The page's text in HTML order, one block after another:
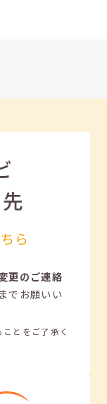
ら
更のご連絡
でお願いい
とをご了承く